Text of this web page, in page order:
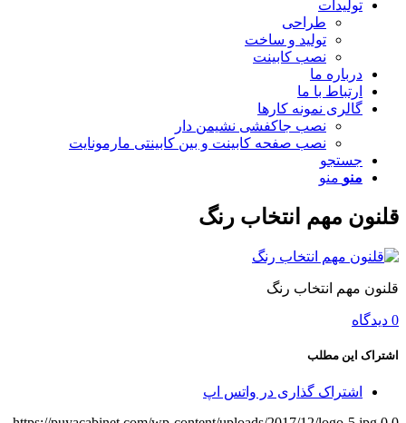
تولیدات
طراحی
تولید و ساخت
نصب کابینت
درباره ما
ارتباط با ما
گالری نمونه کارها
نصب جاکفشی نشیمن دار
نصب صفحه کابینت و بین کابینتی مارمونایت
جستجو
منو منو
قلنون مهم انتخاب رنگ
قلنون مهم انتخاب رنگ
0 دیدگاه
اشتراک این مطلب
اشتراک گذاری در واتس اپ